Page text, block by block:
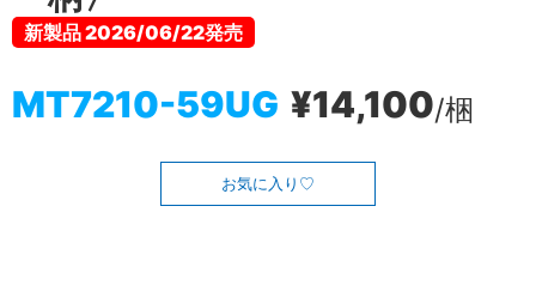
新製品 2026/06/22発売
MT7210-59UG ¥14,100/梱
お気に入り